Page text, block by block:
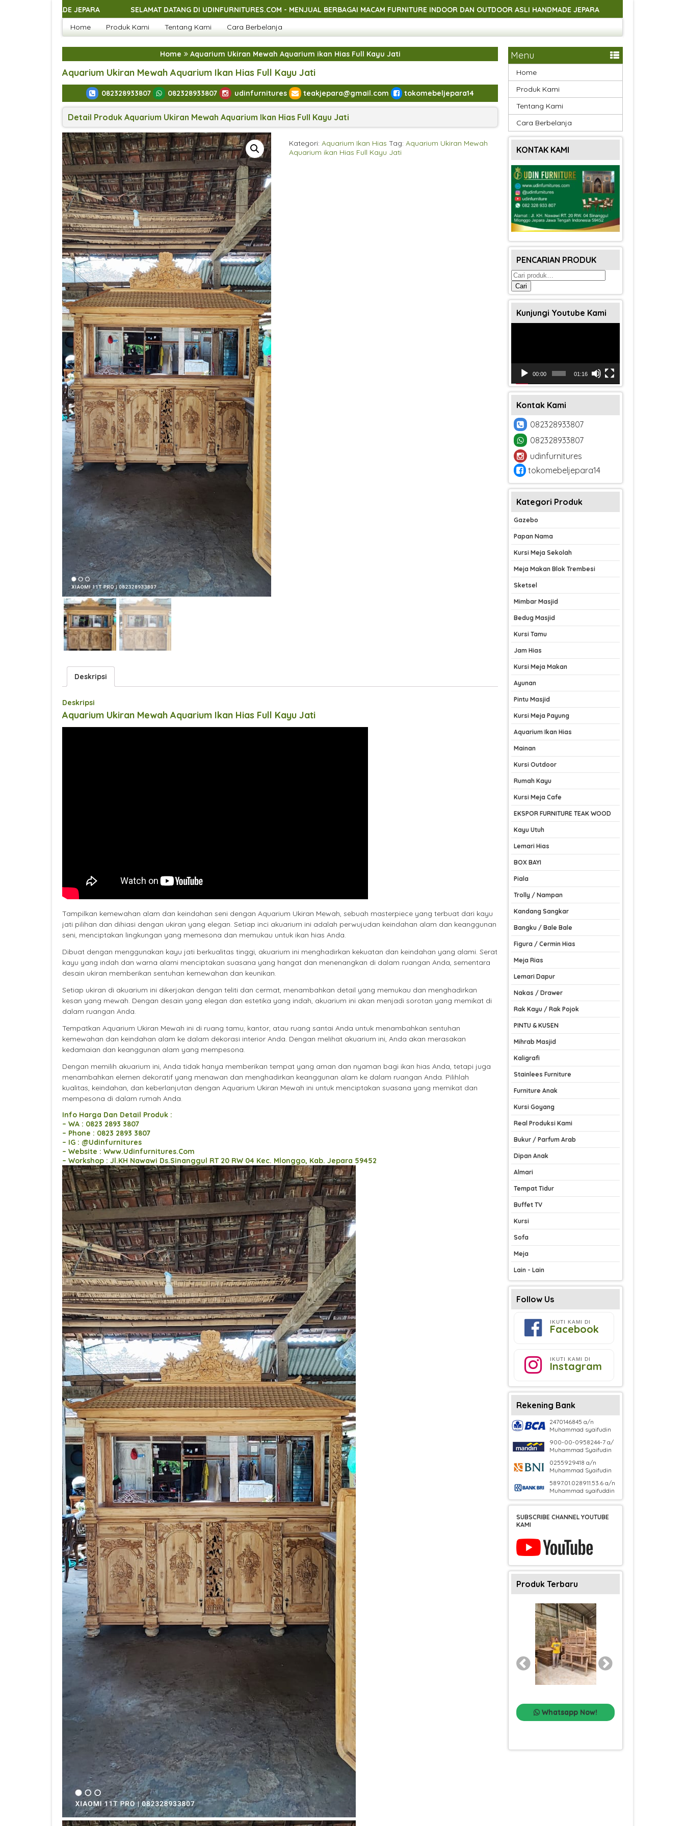
SELAMAT DATANG DI UDINFURNITURES.COM - MENJUAL BERBAGAI MACAM FURNITURE INDOOR DAN OUTDOOR ASLI HANDMADE JEPARA SELAMAT DATANG DI
SELAMAT DATANG DI UDINFURNITURES.COM - MENJUAL BERBAGAI MACAM FURNITURE INDOOR DAN OUTDOOR ASLI HANDMADE JEPARA
SELAMAT DATANG DI UDINFURNITURES.COM - MENJUAL BERBAGAI MACAM FURNITURE INDOOR DAN OUTDOOR ASLI HANDMADE JEPARA SELAMAT DATANG DI
SELAMAT DATANG DI UDINFURNITURES.COM - MENJUAL BERBAGAI MACAM FURNITURE INDOOR DAN OUTDOOR ASLI HANDMADE JEPARA
Home Produk Kami Tentang Kami Cara Berbelanja
Home Aquarium Ukiran Mewah Aquarium ikan Hias Full Kayu Jati
Aquarium Ukiran Mewah Aquarium Ikan Hias Full Kayu Jati
082328933807 082328933807 udinfurnitures teakjepara@gmail.com tokomebeljepara14
Detail Produk Aquarium Ukiran Mewah Aquarium Ikan Hias Full Kayu Jati
Kategori: Aquarium Ikan Hias Tag: Aquarium Ukiran Mewah
Aquarium ikan Hias Full Kayu Jati
Deskripsi
Deskripsi
Aquarium Ukiran Mewah Aquarium Ikan Hias Full Kayu Jati
Tampilkan kemewahan alam dan keindahan seni dengan Aquarium Ukiran Mewah, sebuah masterpiece yang terbuat dari kayu
jati pilihan dan dihiasi dengan ukiran yang elegan. Setiap inci akuarium ini adalah perwujudan keindahan alam dan keanggunan
seni, menciptakan lingkungan yang memesona dan memukau untuk ikan hias Anda.
Dibuat dengan menggunakan kayu jati berkualitas tinggi, akuarium ini menghadirkan kekuatan dan keindahan yang alami. Serat
kayu yang indah dan warna alami menciptakan suasana yang hangat dan menenangkan di dalam ruangan Anda, sementara
desain ukiran memberikan sentuhan kemewahan dan keunikan.
Setiap ukiran di akuarium ini dikerjakan dengan teliti dan cermat, menambahkan detail yang memukau dan menghadirkan
kesan yang mewah. Dengan desain yang elegan dan estetika yang indah, akuarium ini akan menjadi sorotan yang memikat di
dalam ruangan Anda.
Tempatkan Aquarium Ukiran Mewah ini di ruang tamu, kantor, atau ruang santai Anda untuk menambahkan sentuhan
kemewahan dan keindahan alam ke dalam dekorasi interior Anda. Dengan melihat akuarium ini, Anda akan merasakan
kedamaian dan keanggunan alam yang mempesona.
Dengan memilih akuarium ini, Anda tidak hanya memberikan tempat yang aman dan nyaman bagi ikan hias Anda, tetapi juga
menambahkan elemen dekoratif yang menawan dan menghadirkan keanggunan alam ke dalam ruangan Anda. Pilihlah
kualitas, keindahan, dan keberlanjutan dengan Aquarium Ukiran Mewah ini untuk menciptakan suasana yang memikat dan
mempesona di dalam rumah Anda.
Info Harga Dan Detail Produk :
– WA : 0823 2893 3807
– Phone : 0823 2893 3807
– IG : @Udinfurnitures
– Website : Www.Udinfurnitures.Com
– Workshop : Jl.KH Nawawi Ds.Sinanggul RT 20 RW 04 Kec. Mlonggo, Kab. Jepara 59452
Menu
Home
Produk Kami
Tentang Kami
Cara Berbelanja
KONTAK KAMI
PENCARIAN PRODUK
Pencarian
untuk:
Cari
Kunjungi Youtube Kami
00:00 01:16
Kontak Kami
082328933807
082328933807
udinfurnitures
tokomebeljepara14
Kategori Produk
Gazebo
Papan Nama
Kursi Meja Sekolah
Meja Makan Blok Trembesi
Sketsel
Mimbar Masjid
Bedug Masjid
Kursi Tamu
Jam Hias
Kursi Meja Makan
Ayunan
Pintu Masjid
Kursi Meja Payung
Aquarium Ikan Hias
Mainan
Kursi Outdoor
Rumah Kayu
Kursi Meja Cafe
EKSPOR FURNITURE TEAK WOOD
Kayu Utuh
Lemari Hias
BOX BAYI
Piala
Trolly / Nampan
Kandang Sangkar
Bangku / Bale Bale
Figura / Cermin Hias
Meja Rias
Lemari Dapur
Nakas / Drawer
Rak Kayu / Rak Pojok
PINTU & KUSEN
Mihrab Masjid
Kaligrafi
Stainlees Furniture
Furniture Anak
Kursi Goyang
Real Produksi Kami
Bukur / Parfum Arab
Dipan Anak
Almari
Tempat Tidur
Buffet TV
Kursi
Sofa
Meja
Lain - Lain
Follow Us
IKUTI KAMI DI
Facebook
IKUTI KAMI DI
Instagram
Rekening Bank
2470146845 a/n
Muhammad syaifudin
900-00-0958244-7 a/
Muhammad Syaifudin
0255929418 a/n
Muhammad Syaifudin
5897.01.028911.53.6 a/n
Muhammad syaifuddin
SUBSCRIBE CHANNEL YOUTUBE
KAMI
Produk Terbaru
Whatsapp Now! Whatsapp Now!